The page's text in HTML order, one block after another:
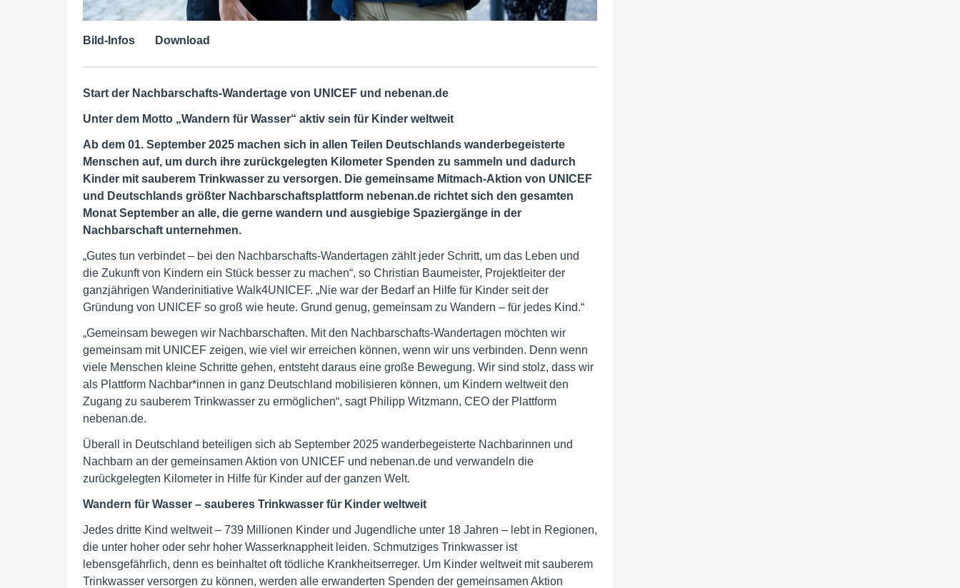
Bild-Infos Download
Start der Nachbarschafts-Wandertage von UNICEF und nebenan.de
Unter dem Motto „Wandern für Wasser“ aktiv sein für Kinder weltweit
Ab dem 01. September 2025 machen sich in allen Teilen Deutschlands wanderbegeisterte
Menschen auf, um durch ihre zurückgelegten Kilometer Spenden zu sammeln und dadurch
Kinder mit sauberem Trinkwasser zu versorgen. Die gemeinsame Mitmach-Aktion von UNICEF
und Deutschlands größter Nachbarschaftsplattform nebenan.de richtet sich den gesamten
Monat September an alle, die gerne wandern und ausgiebige Spaziergänge in der
Nachbarschaft unternehmen.
„Gutes tun verbindet – bei den Nachbarschafts-Wandertagen zählt jeder Schritt, um das Leben und
die Zukunft von Kindern ein Stück besser zu machen“, so Christian Baumeister, Projektleiter der
ganzjährigen Wanderinitiative Walk4UNICEF. „Nie war der Bedarf an Hilfe für Kinder seit der
Gründung von UNICEF so groß wie heute. Grund genug, gemeinsam zu Wandern – für jedes Kind.“
„Gemeinsam bewegen wir Nachbarschaften. Mit den Nachbarschafts-Wandertagen möchten wir
gemeinsam mit UNICEF zeigen, wie viel wir erreichen können, wenn wir uns verbinden. Denn wenn
viele Menschen kleine Schritte gehen, entsteht daraus eine große Bewegung. Wir sind stolz, dass wir
als Plattform Nachbar*innen in ganz Deutschland mobilisieren können, um Kindern weltweit den
Zugang zu sauberem Trinkwasser zu ermöglichen“, sagt Philipp Witzmann, CEO der Plattform
nebenan.de.
Überall in Deutschland beteiligen sich ab September 2025 wanderbegeisterte Nachbarinnen und
Nachbarn an der gemeinsamen Aktion von UNICEF und nebenan.de und verwandeln die
zurückgelegten Kilometer in Hilfe für Kinder auf der ganzen Welt.
Wandern für Wasser – sauberes Trinkwasser für Kinder weltweit
Jedes dritte Kind weltweit – 739 Millionen Kinder und Jugendliche unter 18 Jahren – lebt in Regionen,
die unter hoher oder sehr hoher Wasserknappheit leiden. Schmutziges Trinkwasser ist
lebensgefährlich, denn es beinhaltet oft tödliche Krankheitserreger. Um Kinder weltweit mit sauberem
Trinkwasser versorgen zu können, werden alle erwanderten Spenden der gemeinsamen Aktion